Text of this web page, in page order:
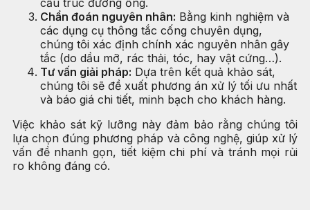
cấu trúc đường ống.
Chẩn đoán nguyên nhân: Bằng kinh nghiệm và
các dụng cụ thông tắc cống chuyên dụng,
chúng tôi xác định chính xác nguyên nhân gây
tắc (do dầu mỡ, rác thải, tóc, hay vật cứng…).
Tư vấn giải pháp: Dựa trên kết quả khảo sát,
chúng tôi sẽ đề xuất phương án xử lý tối ưu nhất
và báo giá chi tiết, minh bạch cho khách hàng.
Việc khảo sát kỹ lưỡng này đảm bảo rằng chúng tôi
lựa chọn đúng phương pháp và công nghệ, giúp xử lý
vấn đề nhanh gọn, tiết kiệm chi phí và tránh mọi rủi
ro không đáng có.